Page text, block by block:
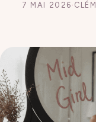
7 MAI 2026 ·